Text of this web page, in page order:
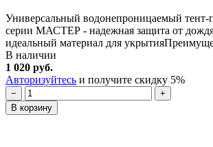
Универсальный водонепроницаемый
серии МАСТЕР - надежная защита от
идеальный материал для
В наличии
1 020 руб.
Авторизуйтесь и получите скидку 5%
−
+
В корзину